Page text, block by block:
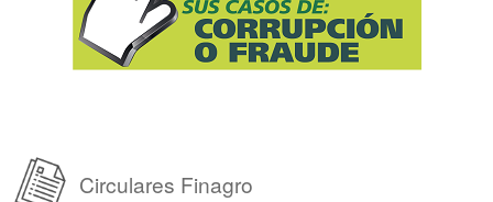
Circulares Finagro